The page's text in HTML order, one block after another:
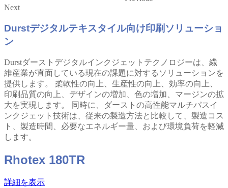
Next
Durstデジタルテキスタイル向け印刷ソリューショ
ン
Durstダーストデジタルインクジェットテクノロジーは、繊
維産業が直面している現在の課題に対するソリューションを
提供します。 柔軟性の向上、生産性の向上、効率の向上、
印刷品質の向上、デザインの増加、色の増加、マージンの拡
大を実現します。 同時に、ダーストの高性能マルチパスイ
ンクジェット技術は、従来の製造方法と比較して、製造コス
ト、製造時間、必要なエネルギー量、および環境負荷を軽減
します。
Rhotex 180TR
詳細を表示